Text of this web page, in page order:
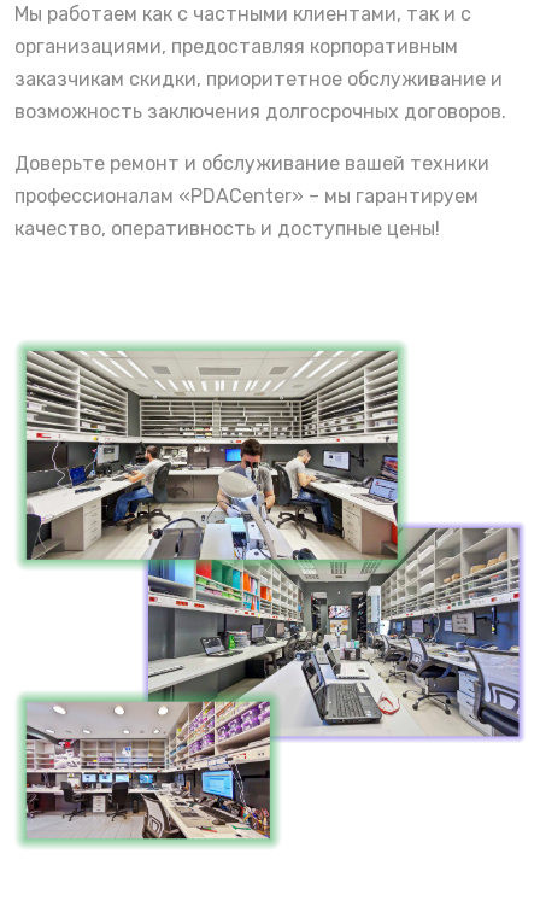
Мы работаем как с частными клиентами, так и с
организациями, предоставляя корпоративным
заказчикам скидки, приоритетное обслуживание и
возможность заключения долгосрочных договоров.
Доверьте ремонт и обслуживание вашей техники
профессионалам «PDACenter» – мы гарантируем
качество, оперативность и доступные цены!